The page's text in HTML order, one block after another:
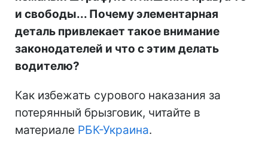
и свободы... Почему элементарная
деталь привлекает такое внимание
законодателей и что с этим делать
водителю?
Как избежать сурового наказания за
потерянный брызговик, читайте в
материале РБК-Украина.